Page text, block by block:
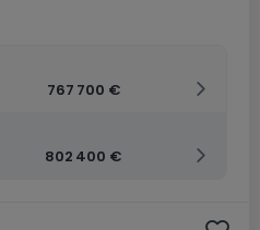
767 700 €
802 400 €